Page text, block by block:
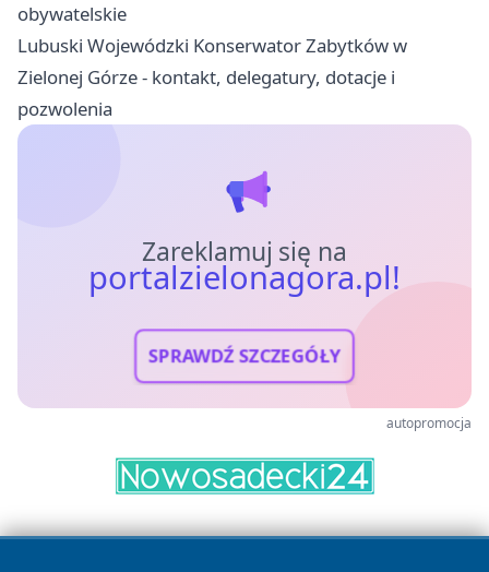
obywatelskie
Lubuski Wojewódzki Konserwator Zabytków w
Zielonej Górze - kontakt, delegatury, dotacje i
pozwolenia
Zareklamuj się na
portalzielonagora.pl!
SPRAWDŹ SZCZEGÓŁY
autopromocja